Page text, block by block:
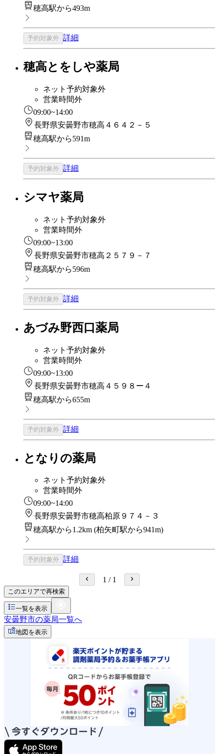
穂高駅から493m
予約対象外 詳細
穂高とをしや薬局
ネット予約対象外
営業時間外
09:00~14:00
長野県安曇野市穂高４６４２－５
穂高駅から591m
予約対象外 詳細
シマヤ薬局
ネット予約対象外
営業時間外
09:00~13:00
長野県安曇野市穂高２５７９－７
穂高駅から596m
予約対象外 詳細
あづみ野西口薬局
ネット予約対象外
営業時間外
09:00~13:00
長野県安曇野市穂高４５９８ー４
穂高駅から655m
予約対象外 詳細
となりの薬局
ネット予約対象外
営業時間外
09:00~14:00
長野県安曇野市穂高柏原９７４－３
穂高駅から1.2km (柏矢町駅から941m)
予約対象外 詳細
1 / 1
このエリアで再検索
一覧を表示
安曇野市の薬局一覧へ
地図を表示